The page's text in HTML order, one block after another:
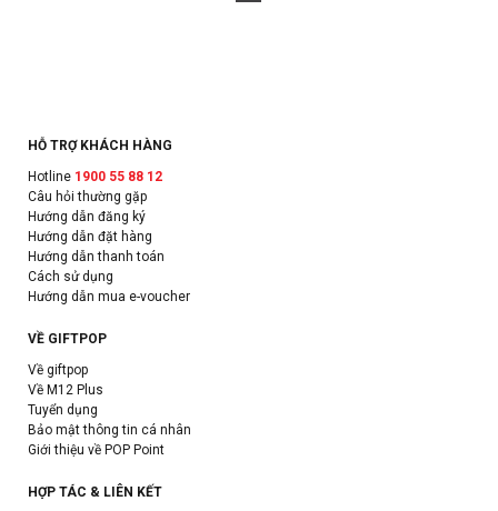
HỖ TRỢ KHÁCH HÀNG
Hotline 1900 55 88 12
Câu hỏi thường gặp
Hướng dẫn đăng ký
Hướng dẫn đặt hàng
Hướng dẫn thanh toán
Cách sử dụng
Hướng dẫn mua e-voucher
VỀ GIFTPOP
Về giftpop
Về M12 Plus
Tuyển dụng
Bảo mật thông tin cá nhân
Giới thiệu về POP Point
HỢP TÁC & LIÊN KẾT